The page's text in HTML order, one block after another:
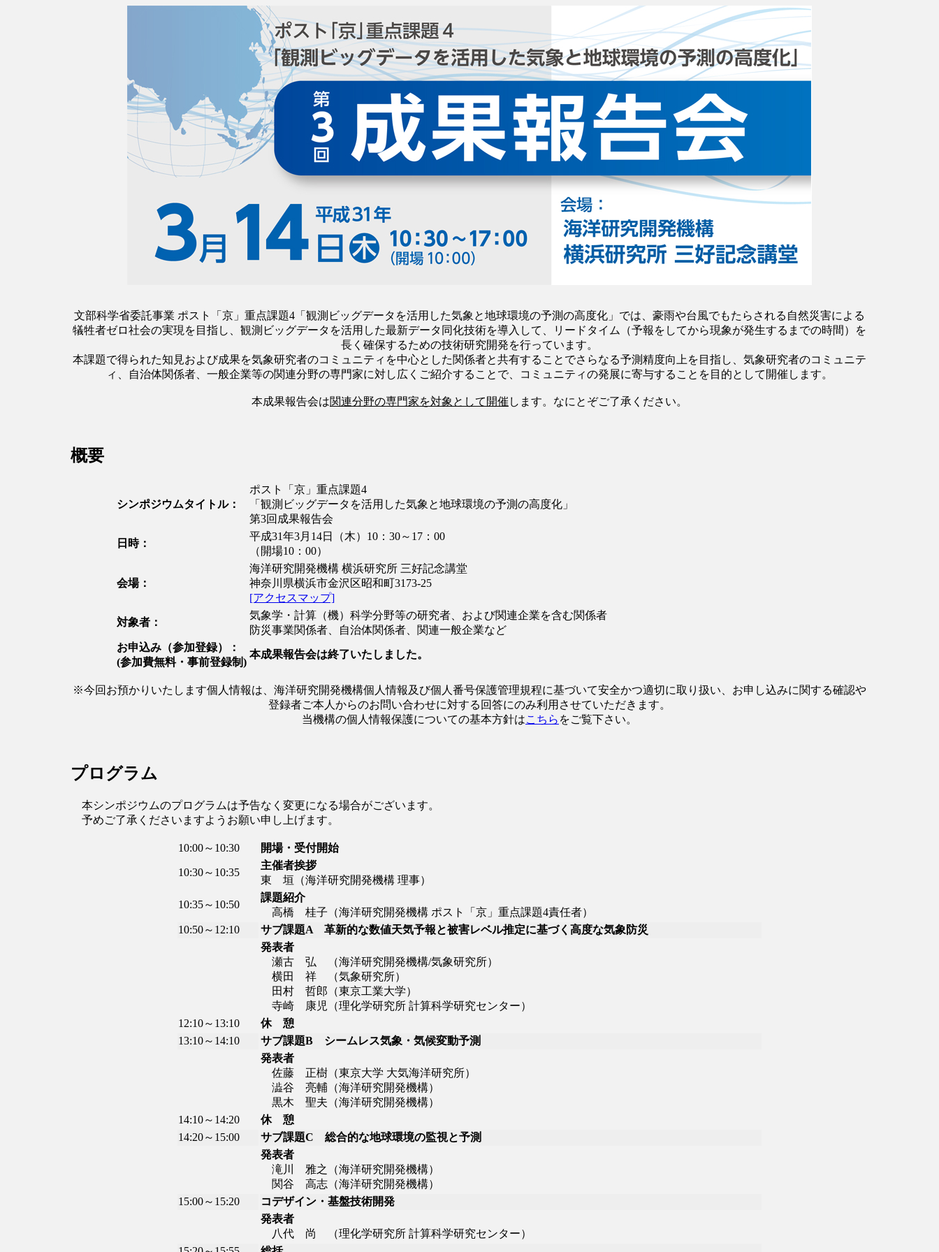
文部科学省委託事業 ポスト「京」重点課題4「観測ビッグデータを活用した気象と地球環境の予測の高度化」では、豪雨や台風でもたらされる自然災害による
犠牲者ゼロ社会の実現を目指し、観測ビッグデータを活用した最新データ同化技術を導入して、リードタイム（予報をしてから現象が発生するまでの時間）を
長く確保するための技術研究開発を行っています。
本課題で得られた知見および成果を気象研究者のコミュニティを中心とした関係者と共有することでさらなる予測精度向上を目指し、気象研究者のコミュニテ
ィ、自治体関係者、一般企業等の関連分野の専門家に対し広くご紹介することで、コミュニティの発展に寄与することを目的として開催します。
本成果報告会は関連分野の専門家を対象として開催 します。なにとぞご了承ください。
概要
シンポジウムタイトル：
ポスト「京」重点課題4
「観測ビッグデータを活用した気象と地球環境の予測の高度化」
第3回成果報告会
日時：
平成31年3月14日（木）10：30～17：00
（開場10：00）
会場：
海洋研究開発機構 横浜研究所 三好記念講堂
神奈川県横浜市金沢区昭和町3173-25
[アクセスマップ]
対象者：
気象学・計算（機）科学分野等の研究者、および関連企業を含む関係者
防災事業関係者、自治体関係者、関連一般企業など
お申込み（参加登録）：
(参加費無料・事前登録制)
本成果報告会は終了いたしました。
※今回お預かりいたします個人情報は、海洋研究開発機構個人情報及び個人番号保護管理規程に基づいて安全かつ適切に取り扱い、お申し込みに関する確認や
登録者ご本人からのお問い合わせに対する回答にのみ利用させていただきます。
当機構の個人情報保護についての基本方針はこちら をご覧下さい。
プログラム
本シンポジウムのプログラムは予告なく変更になる場合がございます。
予めご了承くださいますようお願い申し上げます。
10:00～10:30 開場・受付開始
10:30～10:35
主催者挨拶
東 垣（海洋研究開発機構 理事）
10:35～10:50
課題紹介
高橋 桂子（海洋研究開発機構 ポスト「京」重点課題4責任者）
10:50～12:10
サブ課題A 革新的な数値天気予報と被害レベル推定に基づく高度な気象防災
発表者
瀬古 弘 （海洋研究開発機構/気象研究所）
横田 祥 （気象研究所）
田村 哲郎（東京工業大学）
寺崎 康児（理化学研究所 計算科学研究センター）
12:10～13:10
休 憩
13:10～14:10
サブ課題B シームレス気象・気候変動予測
発表者
佐藤 正樹（東京大学 大気海洋研究所）
澁谷 亮輔（海洋研究開発機構）
黒木 聖夫（海洋研究開発機構）
14:10～14:20
休 憩
14:20～15:00
サブ課題C 総合的な地球環境の監視と予測
発表者
滝川 雅之（海洋研究開発機構）
関谷 高志（海洋研究開発機構）
15:00～15:20
コデザイン・基盤技術開発
発表者
八代 尚 （理化学研究所 計算科学研究センター）